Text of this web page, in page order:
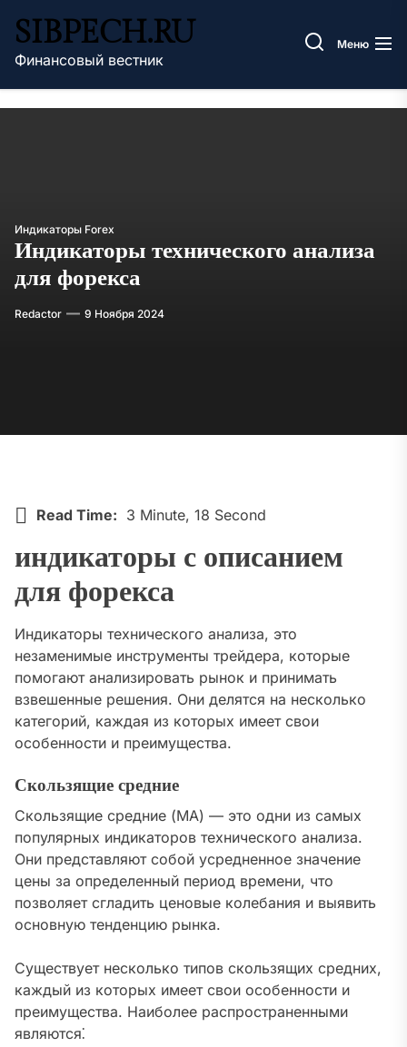
содержимому
SIBPECH.RU
Финансовый вестник
Меню
Индикаторы Forex
Индикаторы технического анализа
для форекса
Redactor 9 Ноября 2024
Read Time: 3 Minute, 18 Second
индикаторы с описанием
для форекса
Индикаторы технического анализа, это
незаменимые инструменты трейдера, которые
помогают анализировать рынок и принимать
взвешенные решения. Они делятся на несколько
категорий, каждая из которых имеет свои
особенности и преимущества.
Скользящие средние
Скользящие средние (MA) — это одни из самых
популярных индикаторов технического анализа.
Они представляют собой усредненное значение
цены за определенный период времени, что
позволяет сгладить ценовые колебания и выявить
основную тенденцию рынка.
Существует несколько типов скользящих средних,
каждый из которых имеет свои особенности и
преимущества. Наиболее распространенными
являются⁚